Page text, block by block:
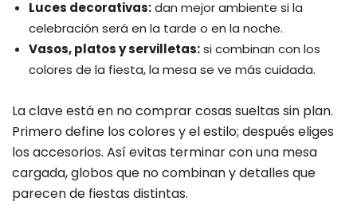
Luces decorativas:dan mejor ambiente si la
celebración será en la tarde o en la noche.
Vasos, platos y servilletas:si combinan con los
colores de la fiesta, la mesa se ve más cuidada.
La clave está en no comprar cosas sueltas sin plan.
Primero define los colores y el estilo; después eliges
los accesorios. Así evitas terminar con una mesa
cargada, globos que no combinan y detalles que
parecen de fiestas distintas.